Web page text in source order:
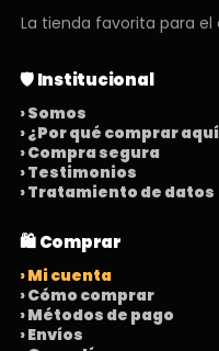
La tienda favorita para el
🛡️ Institucional
› Somos
› ¿Por qué comprar
› Compra segura
› Testimonios
› Tratamiento de datos
🛍️ Comprar
› Mi cuenta
› Cómo comprar
› Métodos de pago
› Envíos